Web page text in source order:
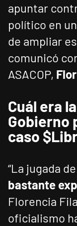
apuntar
político en
de ampliar
comunicó
ASACOP,
Cuál era
Gobierno
caso
“La jugada
bastante
Florencia
oficialismo